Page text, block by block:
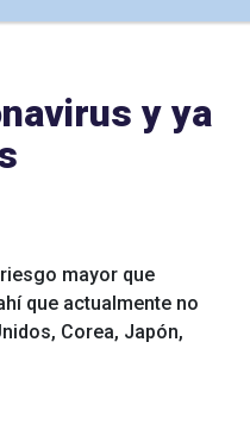
y ya
mayor que
que actualmente no
Corea, Japón,